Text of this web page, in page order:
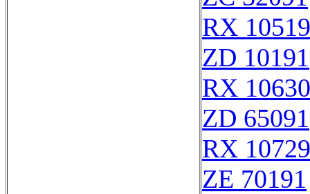
RX 10519
ZD 10191
RX 10630
ZD 65091
RX 10729
ZE 70191